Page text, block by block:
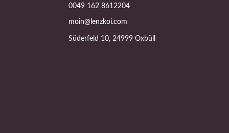
0049 162 8612204
moin@lenzkoi.com
Süderfeld 10, 24999 Oxbüll